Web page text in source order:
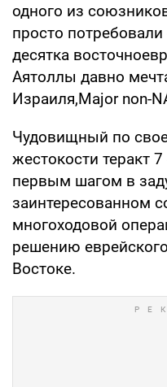
одного из
просто
десятка
Аятоллы давно
Израиля,Major non-
Чудовищный по
жестокости теракт
первым шагом в
заинтересованном
многоходовой
решению
Востоке.